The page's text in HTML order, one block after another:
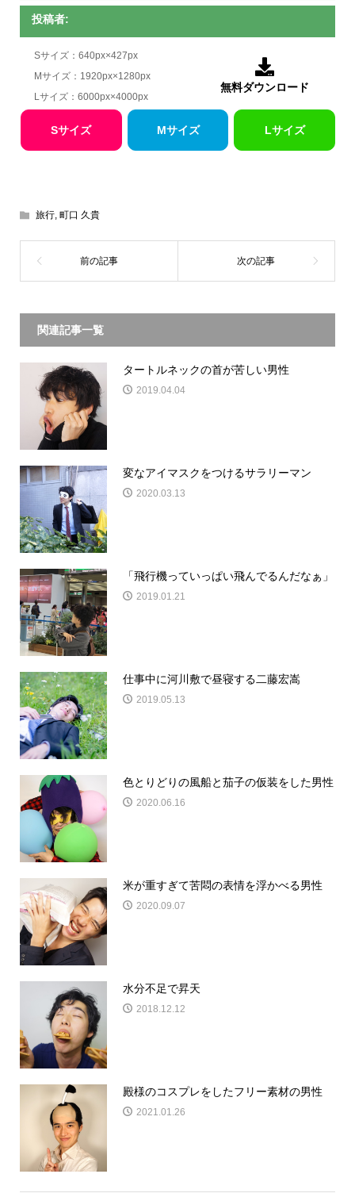
投稿者:
Sサイズ：640px×427px
Mサイズ：1920px×1280px
Lサイズ：6000px×4000px

無料ダウンロード
Sサイズ Mサイズ Lサイズ
旅行, 町口 久貴
関連記事一覧
タートルネックの首が苦しい男性
2019.04.04
変なアイマスクをつけるサラリーマン
2020.03.13
「飛行機っていっぱい飛んでるんだなぁ」
2019.01.21
仕事中に河川敷で昼寝する二藤宏嵩
2019.05.13
色とりどりの風船と茄子の仮装をした男性
2020.06.16
米が重すぎて苦悶の表情を浮かべる男性
2020.09.07
水分不足で昇天
2018.12.12
殿様のコスプレをしたフリー素材の男性
2021.01.26